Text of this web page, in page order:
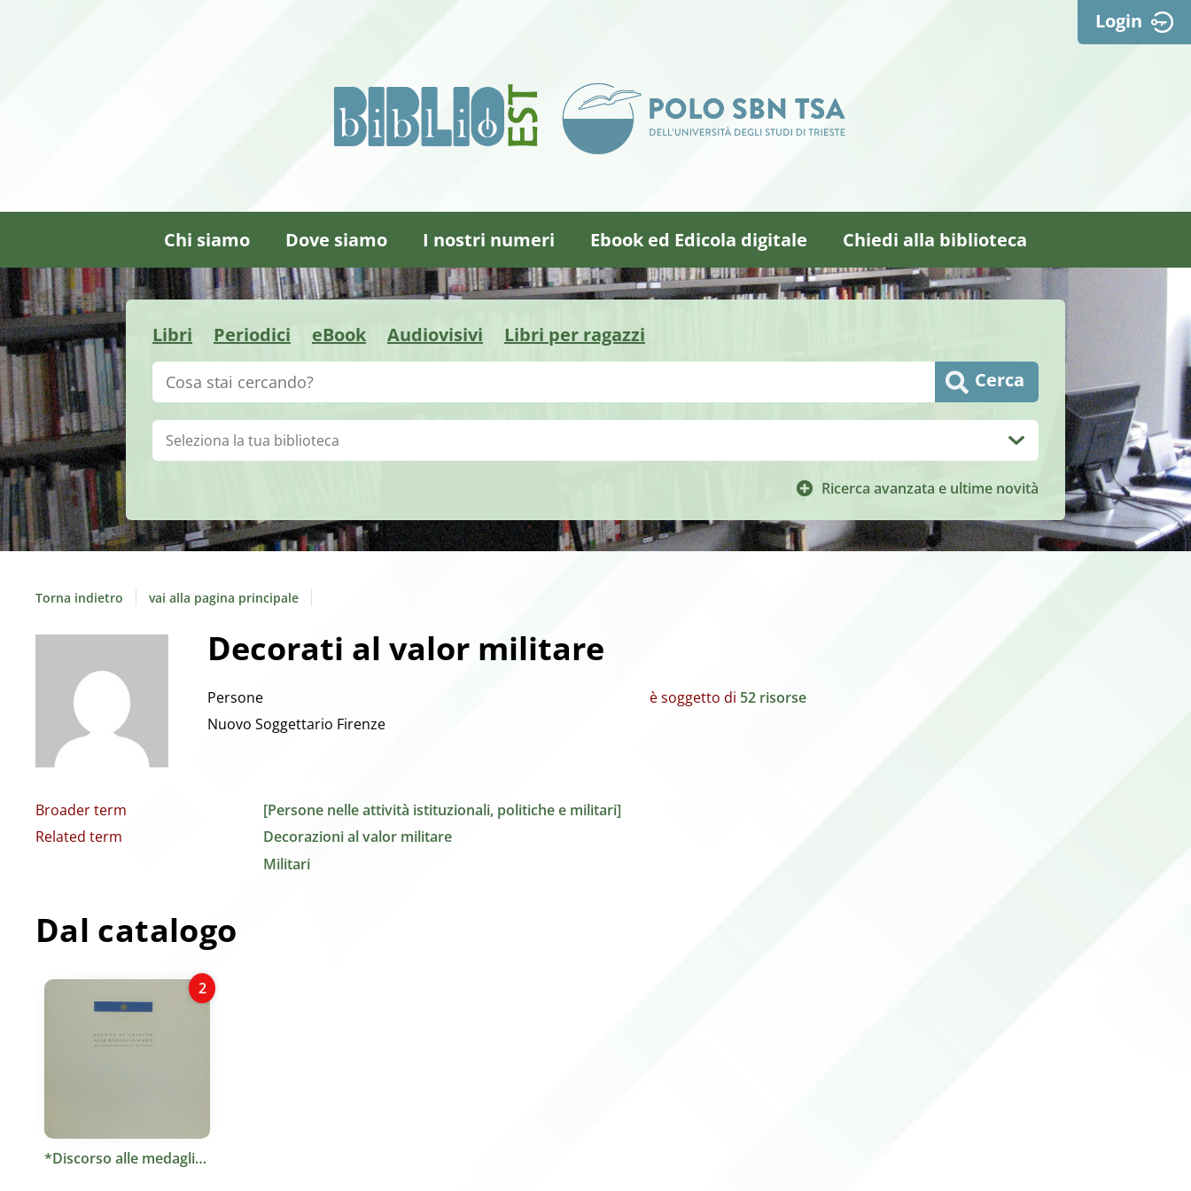
Login
Chi siamo Dove siamo I nostri numeri Ebook ed Edicola digitale Chiedi alla biblioteca
Libri Periodici eBook Audiovisivi Libri per ragazzi
Cerca su "Catalogo" Cerca
Ricerca avanzata e ultime novità
Biblioteca:
Torna indietro vai alla pagina principale
Decorati al valor militare
Persone
Nuovo Soggettario Firenze
è soggetto di 52 risorse
Broader term
[Persone nelle attività istituzionali, politiche e militari]
Related term
Decorazioni al valor militare
Militari
Dal catalogo
*Discorso alle medaglie d'oro al valor militare d'Italia / Gianni Bartoli. - Trieste : Tip. Moderna, [195.]. - 16 p. : ill. ; 21 cm.
2